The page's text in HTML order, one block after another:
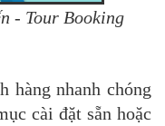
- Tour Booking
hàng nhanh chóng
cài đặt sẵn hoặc